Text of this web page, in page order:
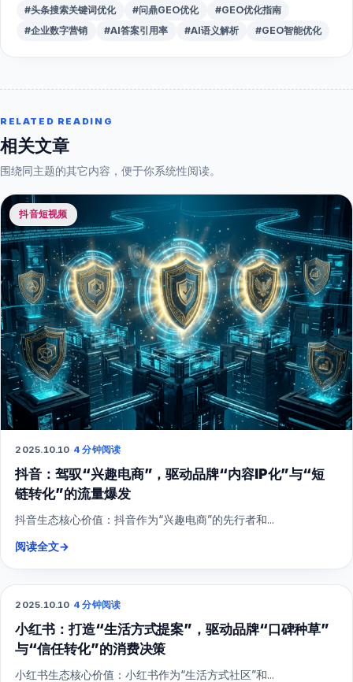
#头条搜索关键词优化
#问鼎GEO优化
#GEO优化指南
#企业数字营销
#AI答案引用率 #AI语义解析 #GEO智能优化
RELATED READING
相关文章
围绕同主题的其它内容，便于你系统性阅读。
抖音短视频
2025.10.10·4 分钟阅读
抖音：驾驭“兴趣电商”，驱动品牌“内容IP化”与“短
链转化”的流量爆发
抖音生态核心价值：抖音作为“兴趣电商”的先行者和...
阅读全文→
小红书
2025.10.10·4 分钟阅读
小红书：打造“生活方式提案”，驱动品牌“口碑种草”
与“信任转化”的消费决策
小红书生态核心价值：小红书作为“生活方式社区”和...